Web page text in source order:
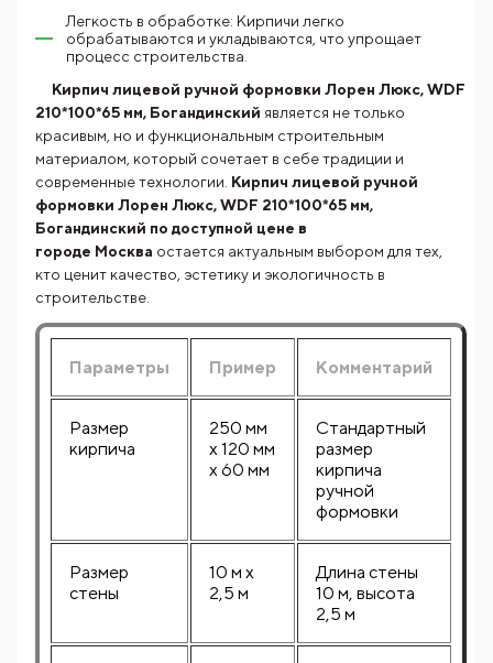
Легкость в обработке: Кирпичи легко
обрабатываются и укладываются, что упрощает
процесс строительства.
Кирпич лицевой ручной формовки Лорен Люкс, WDF
210*100*65 мм, Богандинский является не только
красивым, но и функциональным строительным
материалом, который сочетает в себе традиции и
современные технологии. Кирпич лицевой ручной
формовки Лорен Люкс, WDF 210*100*65 мм,
Богандинский по доступной цене в
городе Москва остается актуальным выбором для тех,
кто ценит качество, эстетику и экологичность в
строительстве.
Параметры Пример Комментарий
Размер
кирпича
250 мм
х 120 мм
х 60 мм
Стандартный
размер
кирпича
ручной
формовки
Размер
стены
10 м х
2,5 м
Длина стены
10 м, высота
2,5 м